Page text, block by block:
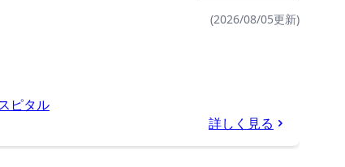
(2026/08/05更新)
ピタル
詳しく見る